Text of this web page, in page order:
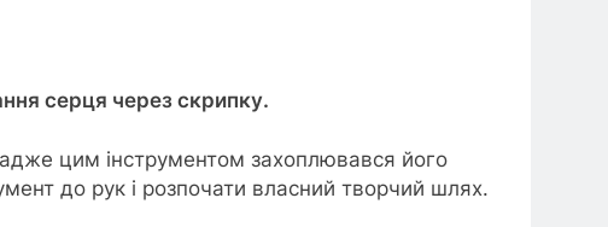
серця через скрипку.
цим інструментом захоплювався його
до рук і розпочати власний творчий шлях.